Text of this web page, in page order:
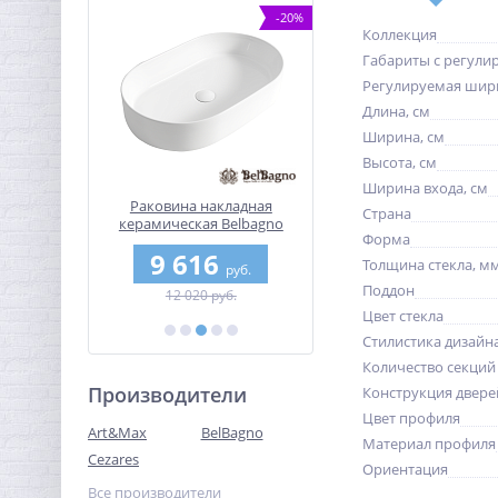
-20%
Раковина накладная
керамическая Belbagno
BB1479
9 616 руб.
12 020 руб.
Душевой уголок
MOLVENO-AH-12-140/
Cr-IV
71 640руб.
79 600 руб.
Производители
Art&Max
BelBagno
Cezares
Все производители
Коллекция
Габариты с
Регулируемая
Длина, см
Ширина, см
Высота, см
Ширина входа, см
Страна
Форма
Толщина стекла,
Поддон
Цвет стекла
Стилистика
Количество
Конструкция
Цвет профиля
Материал профиля
Ориентация